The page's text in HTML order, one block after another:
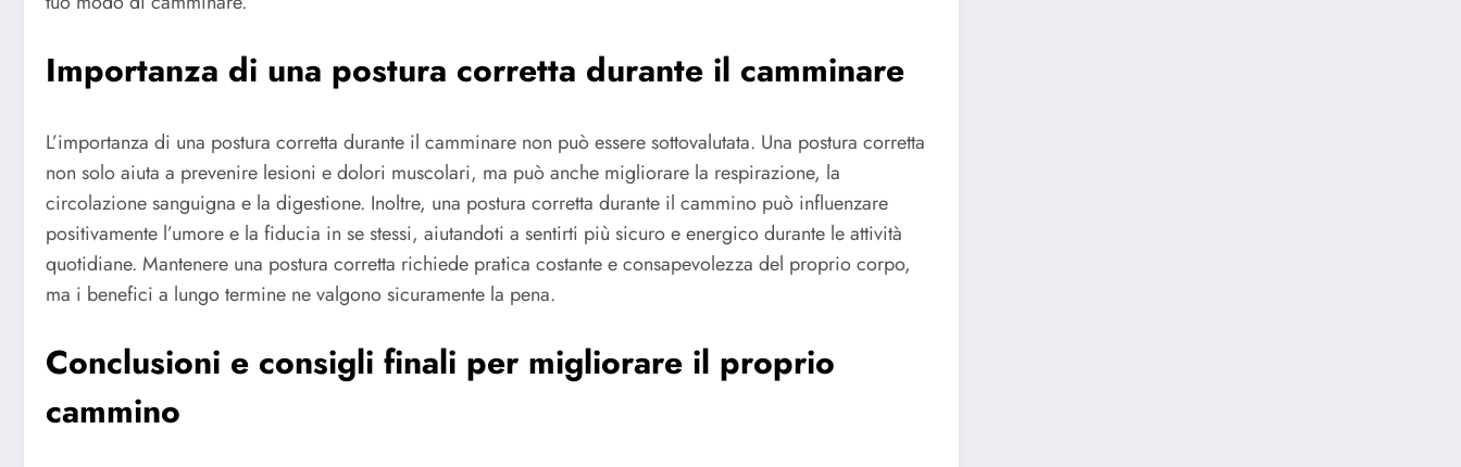
Importanza di una postura corretta durante il camminare
L’importanza di una postura corretta durante il camminare non può essere sottovalutata. Una postura corretta
non solo aiuta a prevenire lesioni e dolori muscolari, ma può anche migliorare la respirazione, la
circolazione sanguigna e la digestione. Inoltre, una postura corretta durante il cammino può influenzare
positivamente l’umore e la fiducia in se stessi, aiutandoti a sentirti più sicuro e energico durante le attività
quotidiane. Mantenere una postura corretta richiede pratica costante e consapevolezza del proprio corpo,
ma i benefici a lungo termine ne valgono sicuramente la pena.
Conclusioni e consigli finali per migliorare il proprio
cammino